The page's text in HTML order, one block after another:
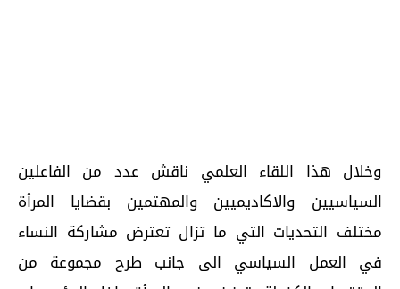
وخلال هذا اللقاء العلمي ناقش عدد من الفاعلين
السياسيين والاكاديميين والمهتمين بقضايا المرأة
مختلف التحديات التي ما تزال تعترض مشاركة النساء
في العمل السياسي الى جانب طرح مجموعة من